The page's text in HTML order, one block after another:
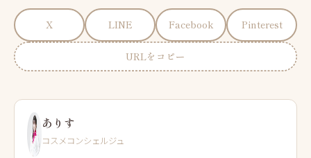
X LINE Facebook Pinterest
URLをコピー
ありす
コスメコンシェルジュ